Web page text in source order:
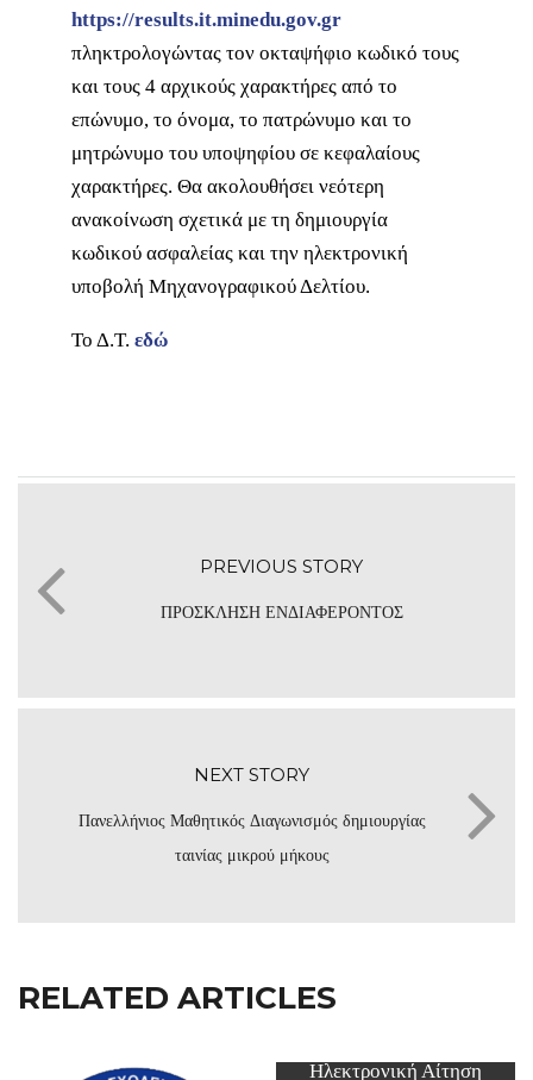
https://results.it.minedu.gov.gr
πληκτρολογώντας τον οκταψήφιο κωδικό τους
και τους 4 αρχικούς χαρακτήρες από το
επώνυμο, το όνομα, το πατρώνυμο και το
μητρώνυμο του υποψηφίου σε κεφαλαίους
χαρακτήρες. Θα ακολουθήσει νεότερη
ανακοίνωση σχετικά με τη δημιουργία
κωδικού ασφαλείας και την ηλεκτρονική
υποβολή Μηχανογραφικού Δελτίου.
Το Δ.Τ. εδώ
PREVIOUS STORY
ΠΡΟΣΚΛΗΣΗ ΕΝΔΙΑΦΕΡΟΝΤΟΣ
NEXT STORY
Πανελλήνιος Μαθητικός Διαγωνισμός δημιουργίας
ταινίας μικρού μήκους
RELATED ARTICLES
Ηλεκτρονική Αίτηση